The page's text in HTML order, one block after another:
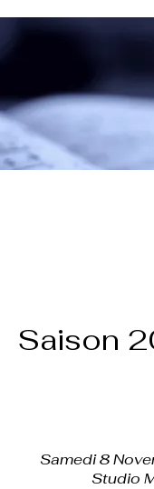
Saison
Samedi 8
Studio